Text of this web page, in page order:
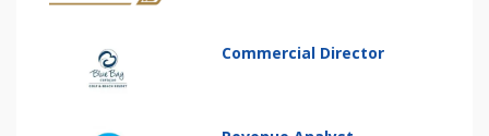
Commercial Director